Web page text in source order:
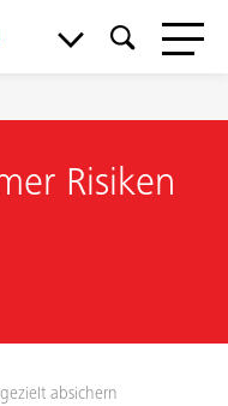
Risiken
absichern